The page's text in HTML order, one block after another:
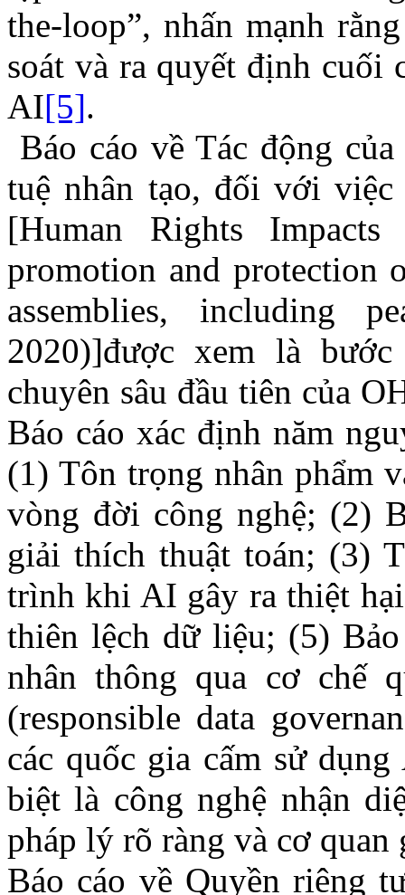
the-loop”, nhấn mạnh
soát và ra quyết định cuối
AI[5].
Báo cáo về Tác động
tuệ nhân tạo, đối với
[Human Rights
promotion and protection
assemblies, including
2020)]được xem là
chuyên sâu đầu tiên của
Báo cáo xác định năm
(1) Tôn trọng nhân phẩm
vòng đời công nghệ; (2)
giải thích thuật toán; (3)
trình khi AI gây ra thiệt
thiên lệch dữ liệu; (5)
nhân thông qua cơ chế
(responsible data
các quốc gia cấm sử
biệt là công nghệ nhận
pháp lý rõ ràng và cơ quan
Báo cáo về Quyền riêng